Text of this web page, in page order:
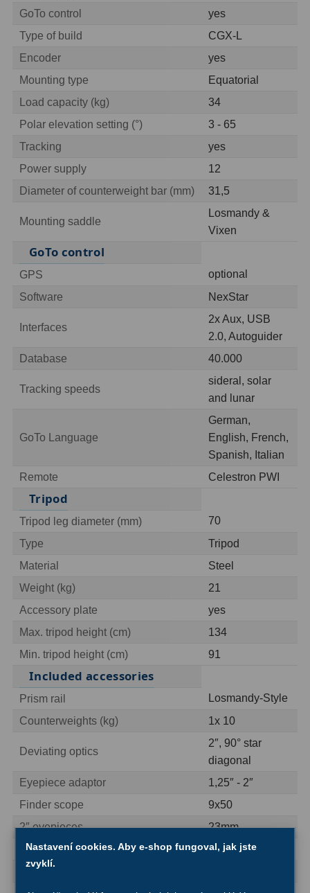
Red Dot hledáčky
Sluneční hledáčky
Příslušenství
Redukce 1,25" a 2"
Binohlavy3
Ostatní1
Montáže93
Azimutální AZ
Paralaktické EQ19
Stativy a pilíře3
Objímky
Motory a pohony
Upínací prvky
Závaží 3
Ostatní 22
Laserové kolimátory6
Optické kolimátory11
Diagonální hranoly
Amici hranoly 90°
GoTo control
yes
Type of build
CGX-L
Encoder
yes
Mounting type
Equatorial
Load capacity (kg)
34
Polar elevation setting (°)
3 - 65
Tracking
yes
Power supply
12
Diameter of counterweight bar (mm)
31,5
Mounting saddle
Losmandy &
Vixen
GoTo control
GPS
optional
Software
NexStar
Interfaces
2x Aux, USB
2.0, Autoguider
Database
40.000
Tracking speeds
sideral, solar
and lunar
GoTo Language
German,
English, French,
Spanish, Italian
Remote
Celestron PWI
Tripod
Tripod leg diameter (mm)
70
Type
Tripod
Material
Steel
Weight (kg)
21
Accessory plate
yes
Max. tripod height (cm)
134
Min. tripod height (cm)
91
Included accessories
Prism rail
Losmandy-Style
Counterweights (kg)
1x 10
Deviating optics
2″, 90° star
diagonal
Eyepiece adaptor
1,25″ - 2″
Finder scope
9x50
2″ eyepieces
23mm
General
Series
Nastavení cookies. Aby e-shop fungoval, jak jste
zvyklí.